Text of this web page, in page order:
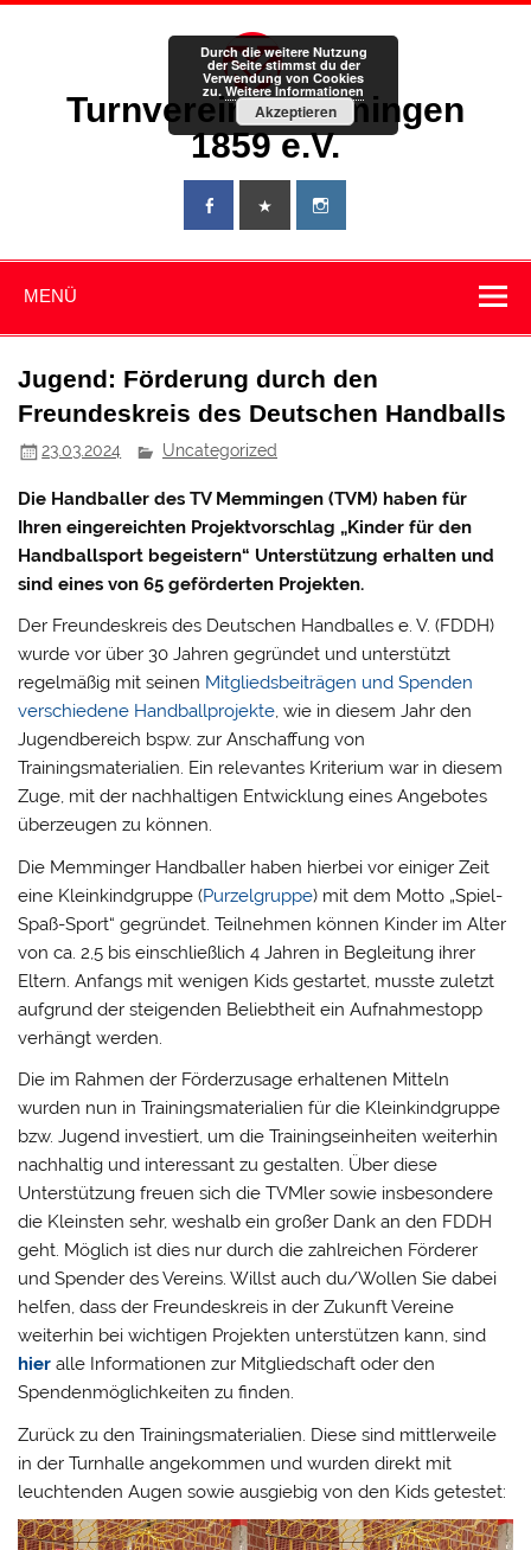
Zum
Turnverein Memmingen
1859 e.V.
MENÜ
Jugend: Förderung durch den
Freundeskreis des Deutschen Handballs
23.03.2024 Uncategorized
Die Handballer des TV Memmingen (TVM) haben für
Ihren eingereichten Projektvorschlag „Kinder für den
Handballsport begeistern“ Unterstützung erhalten und
sind eines von 65 geförderten Projekten.
Der Freundeskreis des Deutschen Handballes e. V. (FDDH)
wurde vor über 30 Jahren gegründet und unterstützt
regelmäßig mit seinen Mitgliedsbeiträgen und Spenden
verschiedene Handballprojekte, wie in diesem Jahr den
Jugendbereich bspw. zur Anschaffung von
Trainingsmaterialien. Ein relevantes Kriterium war in diesem
Zuge, mit der nachhaltigen Entwicklung eines Angebotes
überzeugen zu können.
Die Memminger Handballer haben hierbei vor einiger Zeit
eine Kleinkindgruppe (Purzelgruppe) mit dem Motto „Spiel-
Spaß-Sport“ gegründet. Teilnehmen können Kinder im Alter
von ca. 2,5 bis einschließlich 4 Jahren in Begleitung ihrer
Eltern. Anfangs mit wenigen Kids gestartet, musste zuletzt
aufgrund der steigenden Beliebtheit ein Aufnahmestopp
verhängt werden.
Die im Rahmen der Förderzusage erhaltenen Mitteln
wurden nun in Trainingsmaterialien für die Kleinkindgruppe
bzw. Jugend investiert, um die Trainingseinheiten weiterhin
nachhaltig und interessant zu gestalten. Über diese
Unterstützung freuen sich die TVMler sowie insbesondere
die Kleinsten sehr, weshalb ein großer Dank an den FDDH
geht. Möglich ist dies nur durch die zahlreichen Förderer
und Spender des Vereins. Willst auch du/Wollen Sie dabei
helfen, dass der Freundeskreis in der Zukunft Vereine
weiterhin bei wichtigen Projekten unterstützen kann, sind
hier alle Informationen zur Mitgliedschaft oder den
Spendenmöglichkeiten zu finden.
Zurück zu den Trainingsmaterialien. Diese sind mittlerweile
in der Turnhalle angekommen und wurden direkt mit
leuchtenden Augen sowie ausgiebig von den Kids getestet:
Durch die weitere Nutzung
der Seite stimmst du der
Verwendung von Cookies
zu. Weitere Informationen
Akzeptieren